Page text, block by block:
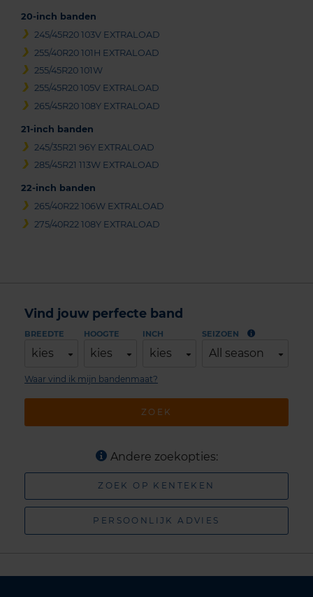
20-inch banden
245/45R20 103V EXTRALOAD
255/40R20 101H EXTRALOAD
255/45R20 101W
255/45R20 105V EXTRALOAD
265/45R20 108Y EXTRALOAD
21-inch banden
245/35R21 96Y EXTRALOAD
285/45R21 113W EXTRALOAD
22-inch banden
265/40R22 106W EXTRALOAD
275/40R22 108Y EXTRALOAD
Vind jouw perfecte band
BREEDTE
kies
HOOGTE
kies
INCH
kies
SEIZOEN
All season
ZOEK
Waar vind ik mijn bandenmaat?
Andere zoekopties:
ZOEK OP KENTEKEN
PERSOONLIJK ADVIES